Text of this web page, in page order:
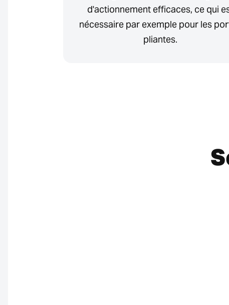
d'actionnement efficaces, ce qui
nécessaire par exemple pour les
pliantes.